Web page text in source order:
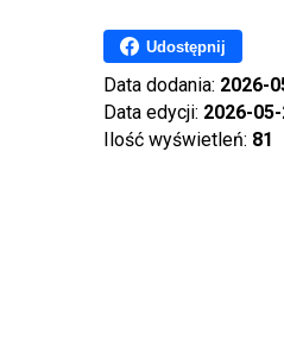
Udostępnij
Data dodania: 2026-
Data edycji: 2026-
Ilość wyświetleń: 81